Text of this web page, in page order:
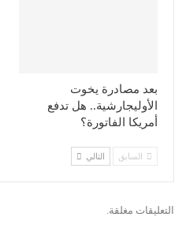
بعد مصادرة يخوت
الأوليجارشية.. هل تدفع
أمريكا الفاتورة؟
السابق التالي
التعليقات مغلقة.